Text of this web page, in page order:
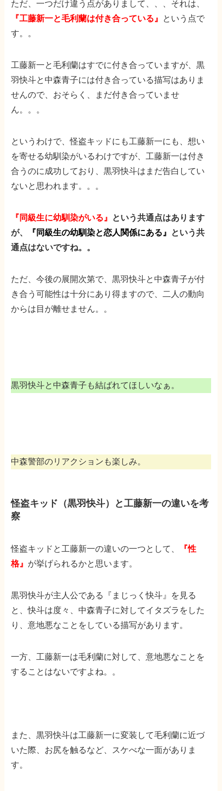
ただ、一つだけ違う点がありまして、、、それは、
『工藤新一と毛利蘭は付き合っている』
という点で
す。。
工藤新一と毛利蘭はすでに付き合っていますが、黒
羽快斗と中森青子には付き合っている描写はありま
せんので、おそらく、まだ付き合っていませ
ん。。。
というわけで、怪盗キッドにも工藤新一にも、想い
を寄せる幼馴染がいるわけですが、工藤新一は付き
合うのに成功しており、黒羽快斗はまだ告白してい
ないと思われます。。。
『同級生に幼馴染がいる』
という共通点はあります
が、
『同級生の幼馴染と恋人関係にある』
という共
通点はないですね。。
ただ、今後の展開次第で、黒羽快斗と中森青子が付
き合う可能性は十分にあり得ますので、二人の動向
からは目が離せません。。
黒羽快斗と中森青子も結ばれてほしいなぁ。
中森警部のリアクションも楽しみ。
怪盗キッド（黒羽快斗）と工藤新一の違いを考
察
怪盗キッドと工藤新一の違いの一つとして、
『性
格』 が挙げられるかと思います。
黒羽快斗が主人公である『まじっく快斗』を見る
と、快斗は度々、中森青子に対してイタズラをした
り、意地悪なことをしている描写があります。
一方、工藤新一は毛利蘭に対して、意地悪なことを
することはないですよね。。
また、黒羽快斗は工藤新一に変装して毛利蘭に近づ
いた際、お尻を触るなど、スケべな一面がありま
す。